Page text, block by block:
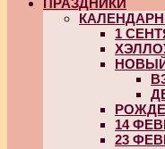
ПРАЗДНИКИ
1
14
23